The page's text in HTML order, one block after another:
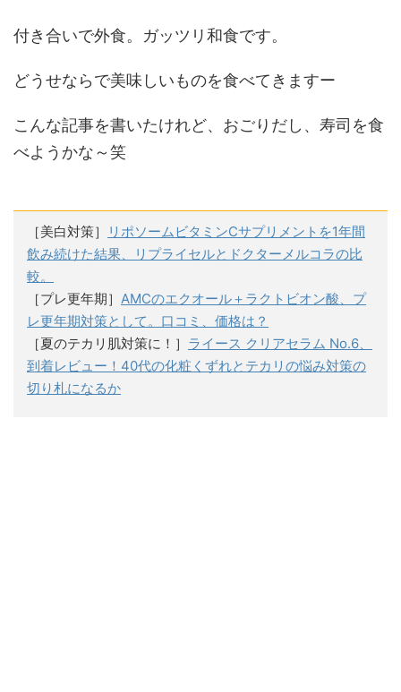
付き合いで外食。ガッツリ和食です。
どうせならで美味しいものを食べてきますー
こんな記事を書いたけれど、おごりだし、寿司を食
べようかな～笑
［美白対策］
リポソームビタミンCサプリメントを1年間
飲み続けた結果、リプライセルとドクターメルコラの比
較。
［プレ更年期］ AMCのエクオール＋ラクトビオン酸、プ
レ更年期対策として。口コミ、価格は？
［夏のテカリ肌対策に！］ ライース クリアセラム No.6、
到着レビュー！40代の化粧くずれとテカリの悩み対策の
切り札になるか